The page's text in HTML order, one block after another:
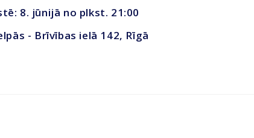
8. jūnijā no plkst. 21:00
- Brīvības ielā 142, Rīgā